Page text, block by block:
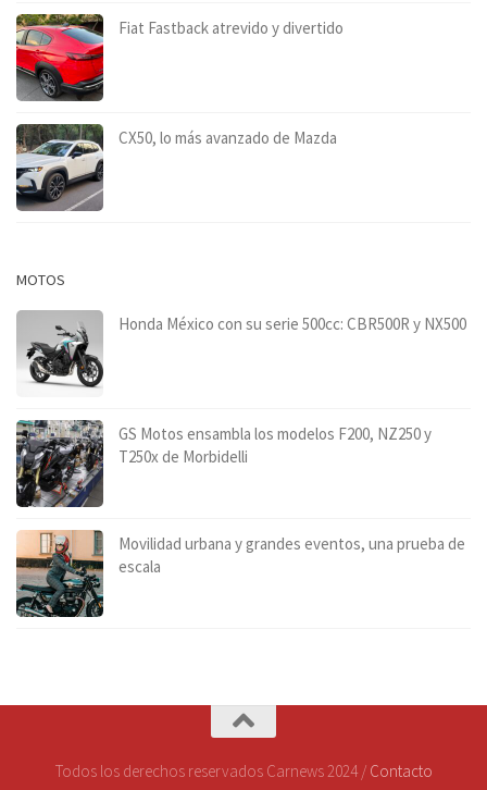
Fiat Fastback atrevido y divertido
CX50, lo más avanzado de Mazda
MOTOS
Honda México con su serie 500cc: CBR500R y NX500
GS Motos ensambla los modelos F200, NZ250 y
T250x de Morbidelli
Movilidad urbana y grandes eventos, una prueba de
escala
Todos los derechos reservados Carnews 2024 / Contacto